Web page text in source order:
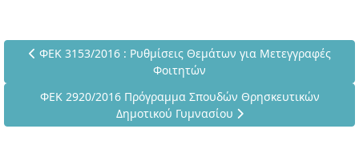
Προηγούμενο άρθρο: ΦΕΚ 3153/2016 : Ρυθμίσεις Θεμάτων
ΦΕΚ 3153/2016 : Ρυθμίσεις Θεμάτων για Μετεγγραφές
Φοιτητών
Επόμενο άρθρο: ΦΕΚ 2920/2016 Πρόγραμμα Σπουδών
ΦΕΚ 2920/2016 Πρόγραμμα Σπουδών Θρησκευτικών
Δημοτικού Γυμνασίου